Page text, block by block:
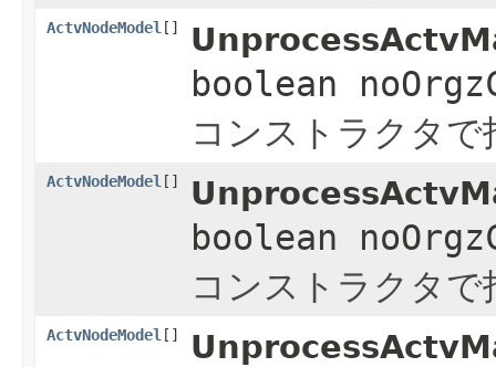
ActvNodeModel []
boolean
コンストラクタ
ActvNodeModel []
boolean
コンストラクタ
ActvNodeModel []